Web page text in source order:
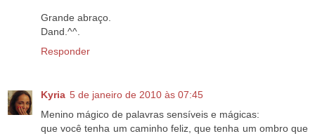
Grande abraço.
Dand.^^.
Responder
Kyria 5 de janeiro de 2010 às 07:45
Menino mágico de palavras sensíveis e mágicas:
que você tenha um caminho feliz, que tenha um ombro que